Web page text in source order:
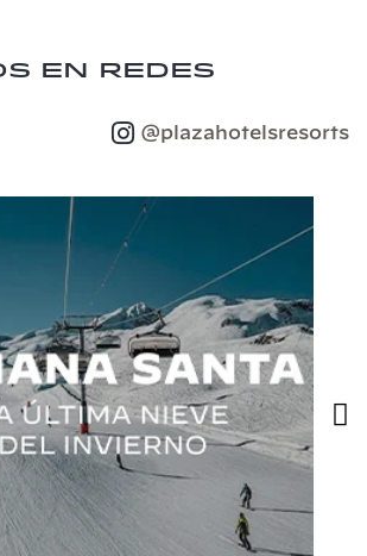
en redes
@plazahotelsresorts